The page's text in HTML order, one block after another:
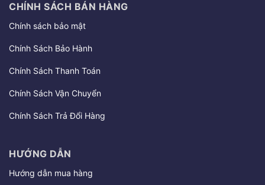
CHÍNH SÁCH BÁN HÀNG
Chính sách bảo mật
Chính Sách Bảo Hành
Chính Sách Thanh Toán
Chính Sách Vận Chuyển
Chính Sách Trả Đổi Hàng
HƯỚNG DẪN
Hướng dẫn mua hàng